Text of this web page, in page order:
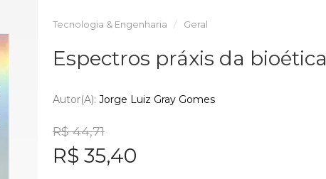
Tecnologia & Engenharia Geral
Espectros práxis da bioética
Autor(a): Jorge Luiz Gray Gomes
R$ 44,71
R$ 35,40